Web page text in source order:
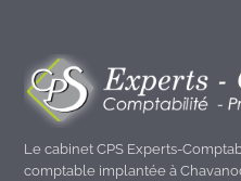
Le cabinet CPS Experts-
comptable implantée à